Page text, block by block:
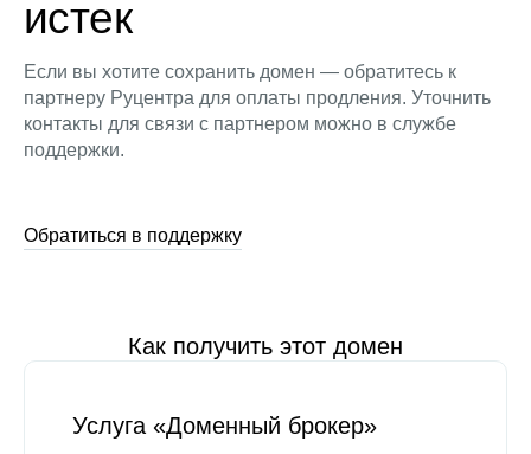
истек
Если вы хотите сохранить домен — обратитесь к
партнеру Руцентра для оплаты продления. Уточнить
контакты для связи с партнером можно в службе
поддержки.
Обратиться в поддержку
Как получить этот домен
Услуга «Доменный брокер»